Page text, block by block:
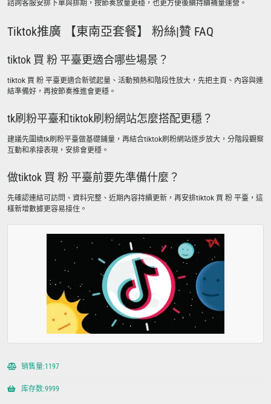
諮詢客服安排下單與排期，按節奏放量更穩，也更方便後續持續補量運營。
Tiktok推廣 【東南亞套餐】 粉絲|贊 FAQ
tiktok 買 粉 平臺更適合哪些場景？
tiktok 買 粉 平臺更適合新號起量、活動預熱和階段性放大，先把主頁、內容與連
結準備好，再按節奏推進會更穩。
tk刷粉平臺和tiktok刷粉網站怎麼搭配更穩？
建議先圍繞tk刷粉平臺做基礎鋪量，再結合tiktok刷粉網站逐步放大，分階段觀察
互動和承接表現，安排會更穩。
做tiktok 買 粉 平臺前要先準備什麼？
先確認連結可訪問、資料完整、近期內容持續更新，再安排tiktok 買 粉 平臺，這
樣新增數據更容易接住。
销售量:1197
库存数:9999